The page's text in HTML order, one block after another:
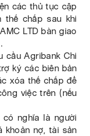
các thủ tục cập
thế chấp sau khi
LTD bàn giao
cầu Agribank Chi
ký các biên bản
xóa thế chấp để
việc trên (nếu
nghĩa là người
khoản nợ, tài sản